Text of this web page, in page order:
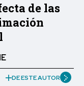
de las
DE ESTE AUTOR